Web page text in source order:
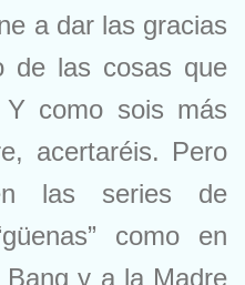
a dar las gracias
de las cosas que
Y como sois más
acertaréis. Pero
las series de
como en
y a la Madre